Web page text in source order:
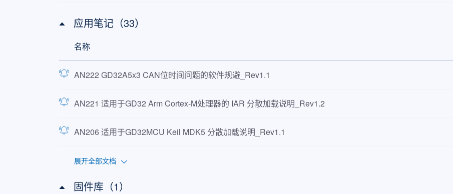
应用笔记（33）
名称
AN222 GD32A5x3 CAN位时间问题的软件规避_Rev1.1
AN221 适用于GD32 Arm Cortex-M处理器的 IAR 分散加载说明_Rev1.2
AN206 适用于GD32MCU Keil MDK5 分散加载说明_Rev1.1
展开全部文档
固件库（1）